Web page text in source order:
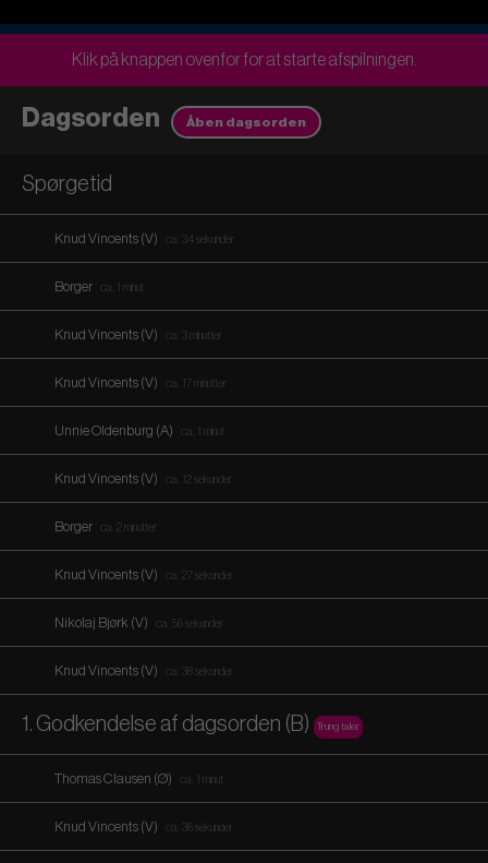
Klik på knappen ovenfor for at starte afspilningen.
Dagsorden Åben dagsorden
Spørgetid
Knud Vincents (V) ca. 34 sekunder
Borger ca. 1 minut
Knud Vincents (V) ca. 3 minutter
Knud Vincents (V) ca. 17 minutter
Unnie Oldenburg (A) ca. 1 minut
Knud Vincents (V) ca. 12 sekunder
Borger ca. 2 minutter
Knud Vincents (V) ca. 27 sekunder
Nikolaj Bjørk (V) ca. 56 sekunder
Knud Vincents (V) ca. 38 sekunder
1. Godkendelse af dagsorden (B) Trung taler
Thomas Clausen (Ø) ca. 1 minut
Knud Vincents (V) ca. 36 sekunder